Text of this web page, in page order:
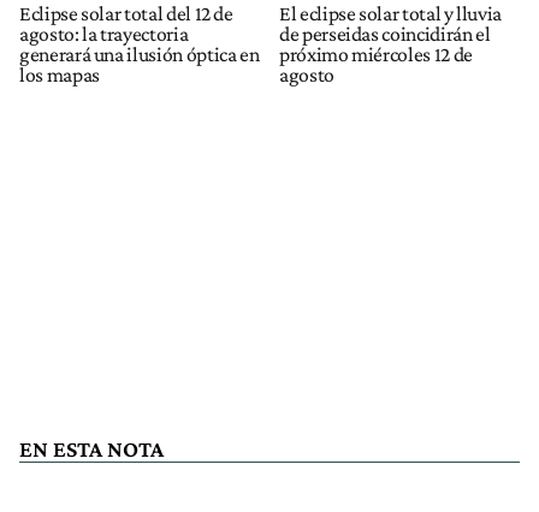
Eclipse solar total del 12 de
agosto: la trayectoria
generará una ilusión óptica en
los mapas
El eclipse solar total y lluvia
de perseidas coincidirán el
próximo miércoles 12 de
agosto
EN ESTA NOTA